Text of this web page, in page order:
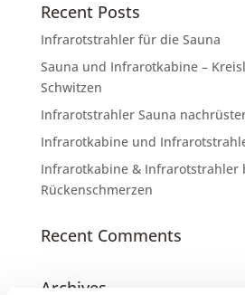
Recent Posts
Infrarotstrahler für die Sauna
Sauna und Infrarotkabine –
Schwitzen
Infrarotstrahler Sauna
Infrarotkabine und
Infrarotkabine & Infrarotstrahler
Rückenschmerzen
Recent Comments
Archives